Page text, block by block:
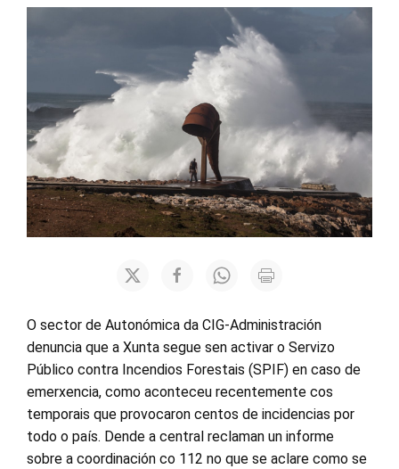
O sector de Autonómica da CIG-Administración
denuncia que a Xunta segue sen activar o Servizo
Público contra Incendios Forestais (SPIF) en caso de
emerxencia, como aconteceu recentemente cos
temporais que provocaron centos de incidencias por
todo o país. Dende a central reclaman un informe
sobre a coordinación co 112 no que se aclare como se